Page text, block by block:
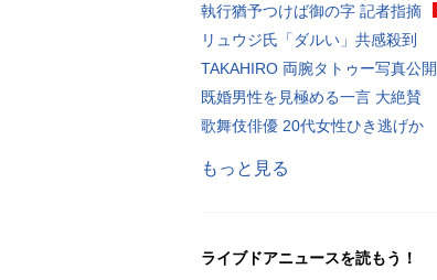
執行猶予つけば御の字 記者指摘
リュウジ氏「ダルい」共感殺到
TAKAHIRO 両腕タトゥー写真公開
既婚男性を見極める一言 大絶賛
歌舞伎俳優 20代女性ひき逃げか
もっと見る
ライブドアニュースを読もう！